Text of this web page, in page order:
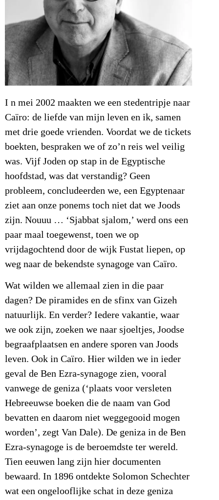
I n mei 2002 maakten we een stedentripje naar
Caïro: de liefde van mijn leven en ik, samen
met drie goede vrienden. Voordat we de tickets
boekten, bespraken we of zo’n reis wel veilig
was. Vijf Joden op stap in de Egyptische
hoofdstad, was dat verstandig? Geen
probleem, concludeerden we, een Egyptenaar
ziet aan onze ponems toch niet dat we Joods
zijn. Nouuu … ‘Sjabbat sjalom,’ werd ons een
paar maal toegewenst, toen we op
vrijdagochtend door de wijk Fustat liepen, op
weg naar de bekendste synagoge van Caïro.
Wat wilden we allemaal zien in die paar
dagen? De piramides en de sfinx van Gizeh
natuurlijk. En verder? Iedere vakantie, waar
we ook zijn, zoeken we naar sjoeltjes, Joodse
begraafplaatsen en andere sporen van Joods
leven. Ook in Caïro. Hier wilden we in ieder
geval de Ben Ezra-synagoge zien, vooral
vanwege de geniza (‘plaats voor versleten
Hebreeuwse boeken die de naam van God
bevatten en daarom niet weggegooid mogen
worden’, zegt Van Dale). De geniza in de Ben
Ezra-synagoge is de beroemdste ter wereld.
Tien eeuwen lang zijn hier documenten
bewaard. In 1896 ontdekte Solomon Schechter
wat een ongelooflijke schat in deze geniza